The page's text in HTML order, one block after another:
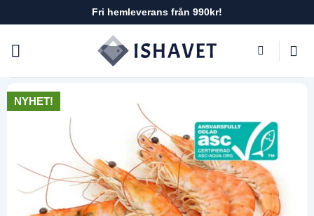
to
content
Fri hemleverans från 990kr!
NYHET!